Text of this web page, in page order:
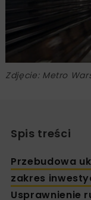
Zdjęcie: Metro
Spis treści
Przebudowa
zakres
Usprawnienie